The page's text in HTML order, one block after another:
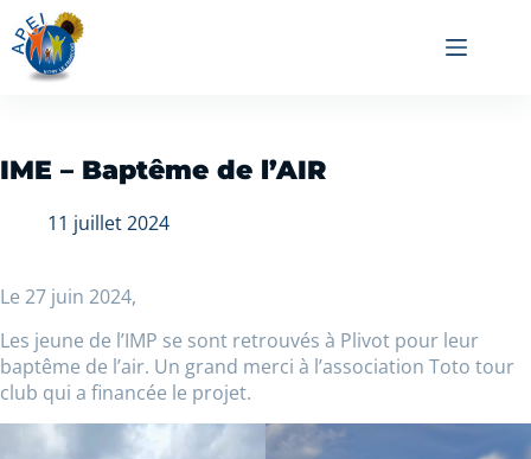
IME – Baptême de l’AIR
11 juillet 2024
Le 27 juin 2024,
Les jeune de l’IMP se sont retrouvés à Plivot pour leur
baptême de l’air. Un grand merci à l’association Toto tour
club qui a financée le projet.